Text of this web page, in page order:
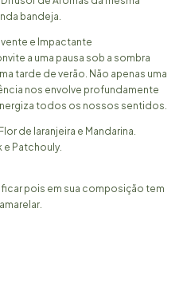
bandeja.
e Impactante​
a uma pausa sob a sombra
tarde de verão. Não apenas uma
nos envolve profundamente
todos os nossos sentidos.
de laranjeira e Mandarina.
e Patchouly.
pois em sua composição tem